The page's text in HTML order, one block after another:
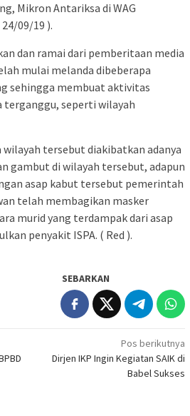
Mikron Antariksa di WAG
09/19 ).
dan ramai dari pemberitaan media
mulai melanda dibeberapa
sehingga membuat aktivitas
terganggu, seperti wilayah
wilayah tersebut diakibatkan adanya
gambut di wilayah tersebut, adapun
asap kabut tersebut pemerintah
telah membagikan masker
murid yang terdampak dari asap
penyakit ISPA. ( Red ).
SEBARKAN
Pos berikutnya
Dirjen IKP Ingin Kegiatan SAIK di
Babel Sukses